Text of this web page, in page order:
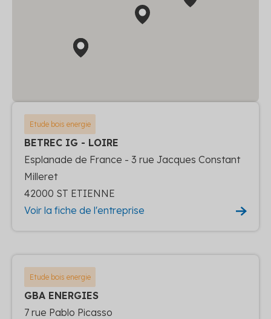
Etude bois energie
BETREC IG - LOIRE
Esplanade de France - 3 rue Jacques Constant
Milleret
42000 ST ETIENNE
Voir la fiche de l'entreprise
Etude bois energie
GBA ENERGIES
7 rue Pablo Picasso